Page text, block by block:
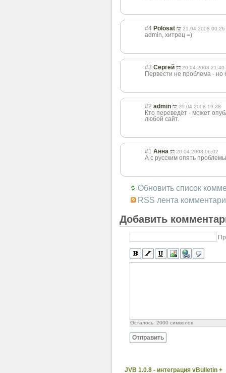
#4 Polosat 21.04.2008 00:26
admin, хитрец =)
#3 Сергей 20.04.2008 21:40
Первести не проблема - но
#2 admin 20.04.2008 19:38
Кто переведёт - может
любой сайт.
#1 Анна 20.04.2008 06:02
А с русским опять
Обновить список
RSS лента
Добавить
Осталось: 2000 символов
Отправить
JVB 1.0.8 - интеграция vBulletin +